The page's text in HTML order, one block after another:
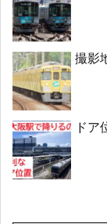
撮影
ドア